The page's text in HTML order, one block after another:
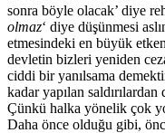
sonra böyle olacak’ diye
olmaz‘ diye düşünmesi
etmesindeki en büyük
devletin bizleri yeniden
ciddi bir yanılsama
kadar yapılan
Çünkü halka yönelik çok
Daha önce olduğu gibi,